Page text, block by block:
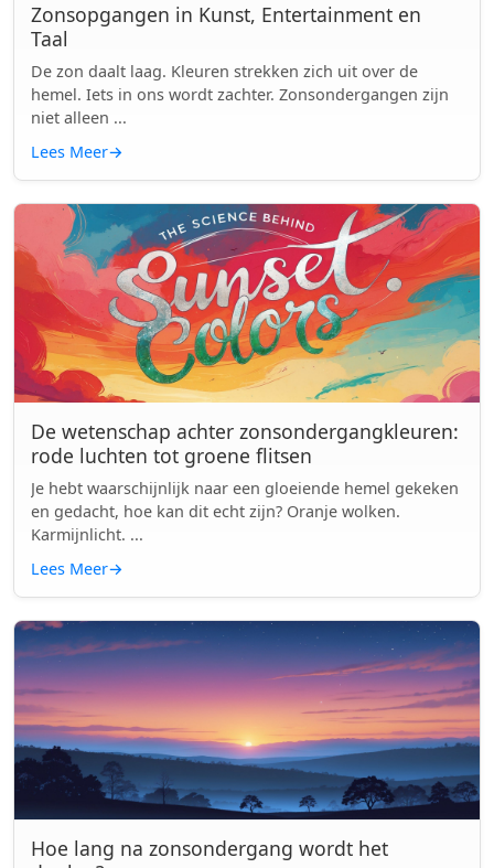
Zonsopgangen in Kunst, Entertainment en
Taal
De zon daalt laag. Kleuren strekken zich uit over de
hemel. Iets in ons wordt zachter. Zonsondergangen zijn
niet alleen ...
Lees Meer→
De wetenschap achter zonsondergangkleuren:
rode luchten tot groene flitsen
Je hebt waarschijnlijk naar een gloeiende hemel gekeken
en gedacht, hoe kan dit echt zijn? Oranje wolken.
Karmijnlicht. ...
Lees Meer→
Hoe lang na zonsondergang wordt het